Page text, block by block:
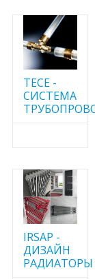
TECE -
CИСТЕМА
IRSAP -
ДИЗАЙН
РАДИАТОРЫ